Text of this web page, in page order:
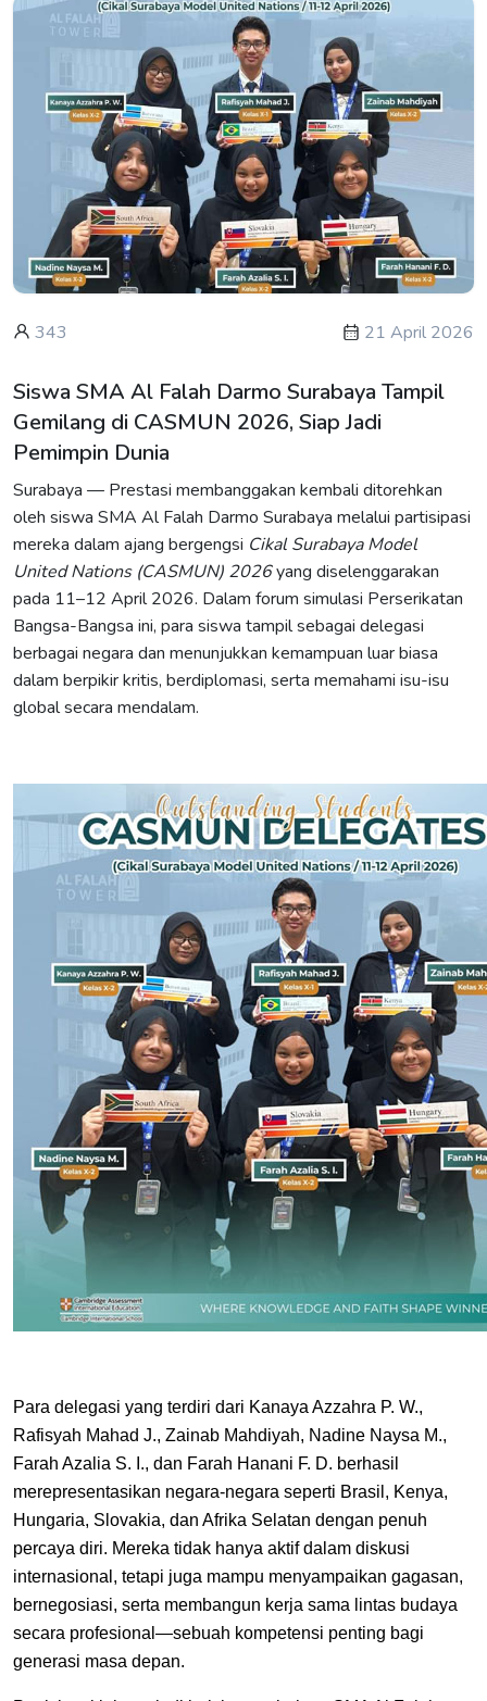
343 21 April 2026
Siswa SMA Al Falah Darmo Surabaya Tampil
Gemilang di CASMUN 2026, Siap Jadi
Pemimpin Dunia
Surabaya — Prestasi membanggakan kembali ditorehkan
oleh siswa SMA Al Falah Darmo Surabaya melalui partisipasi
mereka dalam ajang bergengsi Cikal Surabaya Model
United Nations (CASMUN) 2026yang diselenggarakan
pada 11–12 April 2026. Dalam forum simulasi Perserikatan
Bangsa-Bangsa ini, para siswa tampil sebagai delegasi
berbagai negara dan menunjukkan kemampuan luar biasa
dalam berpikir kritis, berdiplomasi, serta memahami isu-isu
global secara mendalam.
Para delegasi yang terdiri dari Kanaya Azzahra P. W.,
Rafisyah Mahad J., Zainab Mahdiyah, Nadine Naysa M.,
Farah Azalia S. I., dan Farah Hanani F. D. berhasil
merepresentasikan negara-negara seperti Brasil, Kenya,
Hungaria, Slovakia, dan Afrika Selatan dengan penuh
percaya diri. Mereka tidak hanya aktif dalam diskusi
internasional, tetapi juga mampu menyampaikan gagasan,
bernegosiasi, serta membangun kerja sama lintas budaya
secara profesional—sebuah kompetensi penting bagi
generasi masa depan.